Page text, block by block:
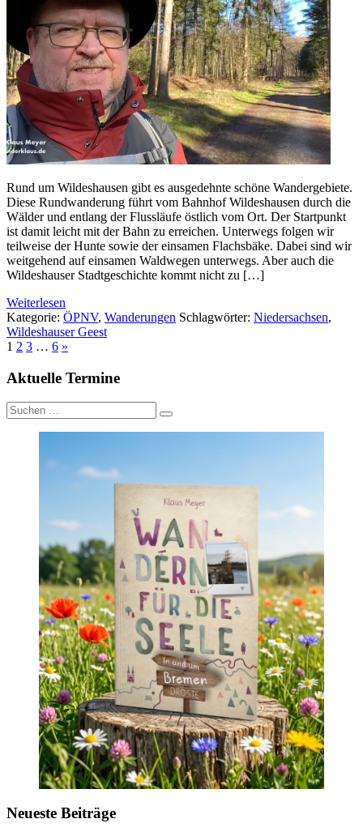
Rund um Wildeshausen gibt es ausgedehnte schöne Wandergebiete.
Diese Rundwanderung führt vom Bahnhof Wildeshausen durch die
Wälder und entlang der Flussläufe östlich vom Ort. Der Startpunkt
ist damit leicht mit der Bahn zu erreichen. Unterwegs folgen wir
teilweise der Hunte sowie der einsamen Flachsbäke. Dabei sind wir
weitgehend auf einsamen Waldwegen unterwegs. Aber auch die
Wildeshauser Stadtgeschichte kommt nicht zu […]
Weiterlesen
Kategorie: ÖPNV, Wanderungen Schlagwörter: Niedersachsen,
Wildeshauser Geest
1 2 3 … 6 »
Aktuelle Termine
Suche
nach:
Neueste Beiträge